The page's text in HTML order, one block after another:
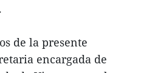
de la presente
encargada de